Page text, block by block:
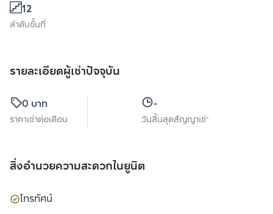
12
ลำดับชั้นที่
รายละเอียดผู้เช่าปัจจุบัน
0 บาท
ราคาเช่าต่อเดือน
-
วันสิ้นสุดสัญญาเช่า
สิ่งอำนวยความสะดวกในยูนิต
โทรทัศน์